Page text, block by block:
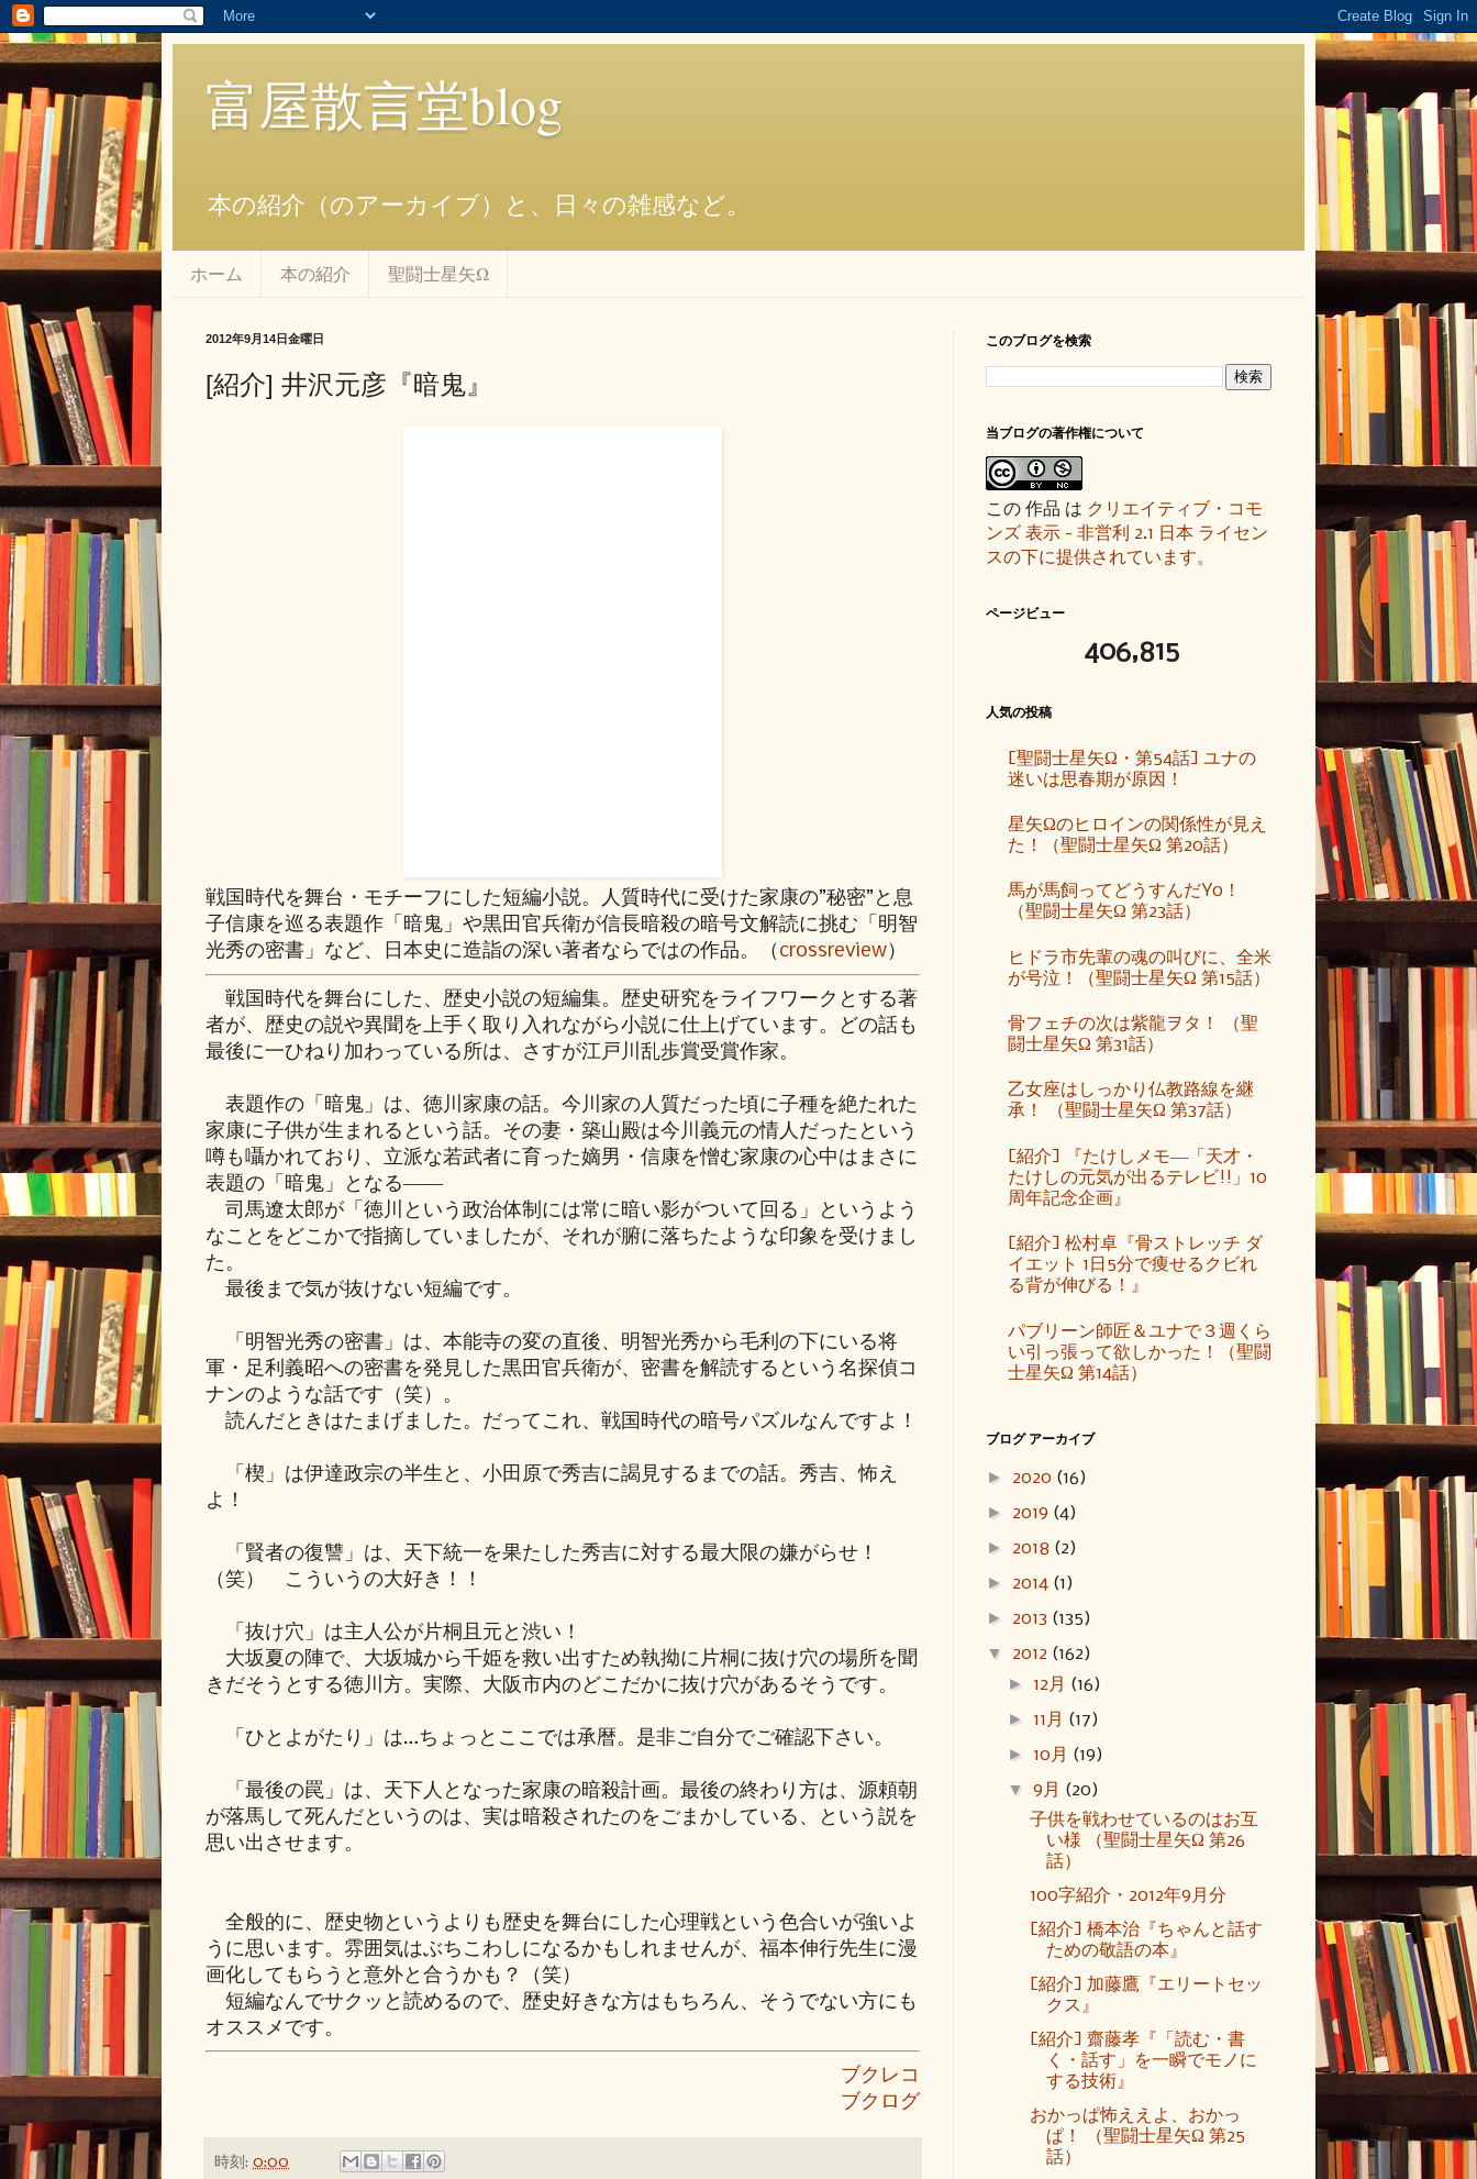
富屋散言堂blog
本の紹介（のアーカイブ）と、日々の雑感など。
ホーム 本の紹介 聖闘士星矢Ω
2012年9月14日金曜日
[紹介] 井沢元彦『暗鬼』
戦国時代を舞台・モチーフにした短編小説。人質時代に受けた家康の”秘密”と息
子信康を巡る表題作「暗鬼」や黒田官兵衛が信長暗殺の暗号文解読に挑む「明智
光秀の密書」など、日本史に造詣の深い著者ならではの作品。（ crossreview）
戦国時代を舞台にした、歴史小説の短編集。歴史研究をライフワークとする著
者が、歴史の説や異聞を上手く取り入れながら小説に仕上げています。どの話も
最後に一ひねり加わっている所は、さすが江戸川乱歩賞受賞作家。
表題作の「暗鬼」は、徳川家康の話。今川家の人質だった頃に子種を絶たれた
家康に子供が生まれるという話。その妻・築山殿は今川義元の情人だったという
噂も囁かれており、立派な若武者に育った嫡男・信康を憎む家康の心中はまさに
表題の「暗鬼」となる――
司馬遼太郎が「徳川という政治体制には常に暗い影がついて回る」というよう
なことをどこかで指摘していましたが、それが腑に落ちたような印象を受けまし
た。
最後まで気が抜けない短編です。
「明智光秀の密書」は、本能寺の変の直後、明智光秀から毛利の下にいる将
軍・足利義昭への密書を発見した黒田官兵衛が、密書を解読するという名探偵コ
ナンのような話です（笑）。
読んだときはたまげました。だってこれ、戦国時代の暗号パズルなんですよ！
「楔」は伊達政宗の半生と、小田原で秀吉に謁見するまでの話。秀吉、怖え
よ！
「賢者の復讐」は、天下統一を果たした秀吉に対する最大限の嫌がらせ！
（笑） こういうの大好き！！
「抜け穴」は主人公が片桐且元と渋い！
大坂夏の陣で、大坂城から千姫を救い出すため執拗に片桐に抜け穴の場所を聞
きだそうとする徳川方。実際、大阪市内のどこだかに抜け穴があるそうです。
「ひとよがたり」は…ちょっとここでは承暦。是非ご自分でご確認下さい。
「最後の罠」は、天下人となった家康の暗殺計画。最後の終わり方は、源頼朝
が落馬して死んだというのは、実は暗殺されたのをごまかしている、という説を
思い出させます。
全般的に、歴史物というよりも歴史を舞台にした心理戦という色合いが強いよ
うに思います。雰囲気はぶちこわしになるかもしれませんが、福本伸行先生に漫
画化してもらうと意外と合うかも？（笑）
短編なんでサクッと読めるので、歴史好きな方はもちろん、そうでない方にも
オススメです。
ブクレコ
ブクログ
時刻: 0:00
このブログを検索
当ブログの著作権について
この 作品 は クリエイティブ・コモ
ンズ 表示 - 非営利 2.1 日本 ライセン
スの下に提供されています。
ページビュー
406,815
人気の投稿
[聖闘士星矢Ω・第54話] ユナの
迷いは思春期が原因！
星矢Ωのヒロインの関係性が見え
た！（聖闘士星矢Ω 第20話）
馬が馬飼ってどうすんだYo！
（聖闘士星矢Ω 第23話）
ヒドラ市先輩の魂の叫びに、全米
が号泣！（聖闘士星矢Ω 第15話）
骨フェチの次は紫龍ヲタ！ （聖
闘士星矢Ω 第31話）
乙女座はしっかり仏教路線を継
承！ （聖闘士星矢Ω 第37話）
[紹介] 『たけしメモ―「天才・
たけしの元気が出るテレビ!!」10
周年記念企画』
[紹介] 松村卓『骨ストレッチ ダ
イエット 1日5分で痩せるクビれ
る背が伸びる！』
パブリーン師匠＆ユナで３週くら
い引っ張って欲しかった！（聖闘
士星矢Ω 第14話）
ブログ アーカイブ
► 2020 (16)
► 2019 (4)
► 2018 (2)
► 2014 (1)
► 2013 (135)
▼ 2012 (162)
► 12月 (16)
► 11月 (17)
► 10月 (19)
▼9月 (20)
子供を戦わせているのはお互
い様 （聖闘士星矢Ω 第26
話）
100字紹介・2012年9月分
[紹介] 橋本治『ちゃんと話す
ための敬語の本』
[紹介] 加藤鷹『エリートセッ
クス』
[紹介] 齋藤孝『「読む・書
く・話す」を一瞬でモノに
する技術』
おかっぱ怖ええよ、おかっ
ぱ！ （聖闘士星矢Ω 第25
話）